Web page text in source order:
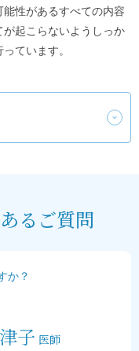
性があるすべての内容
起こらないようしっか
ています。
るご質問
か？
子 医師